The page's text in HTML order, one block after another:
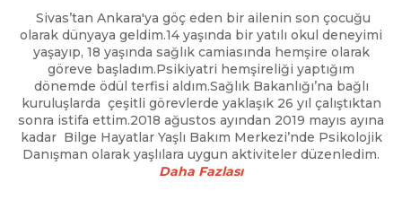
Sivas’tan Ankara'ya göç eden bir ailenin son çocuğu
olarak dünyaya geldim.14 yaşında bir yatılı okul deneyimi
yaşayıp, 18 yaşında sağlık camiasında hemşire olarak
göreve başladım.Psikiyatri hemşireliği yaptığım
dönemde ödül terfisi aldım.Sağlık Bakanlığı’na bağlı
kuruluşlarda çeşitli görevlerde yaklaşık 26 yıl çalıştıktan
sonra istifa ettim.2018 ağustos ayından 2019 mayıs ayına
kadar Bilge Hayatlar Yaşlı Bakım Merkezi’nde Psikolojik
Danışman olarak yaşlılara uygun aktiviteler düzenledim.
Daha Fazlası